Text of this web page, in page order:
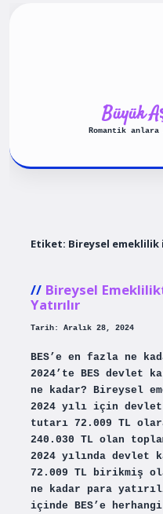
Büyük
Romantik
Etiket: Bireysel emeklilik
Bireysel
Yatırılır
Tarih: Aralık 28, 2024
BES’e en fazla ne
2024’te BES devlet
ne kadar? Bireysel
2024 yılı için devlet
tutarı 72.009 TL
240.030 TL olan
2024 yılında devlet
72.009 TL birikmiş
ne kadar para
içinde BES’e